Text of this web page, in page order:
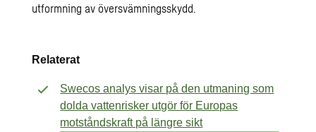
utformning av översvämningsskydd.
Relaterat
Swecos analys visar på den utmaning som
dolda vattenrisker utgör för Europas
motståndskraft på längre sikt